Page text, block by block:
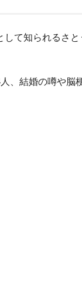
て知られるさ
、結婚の噂や脳